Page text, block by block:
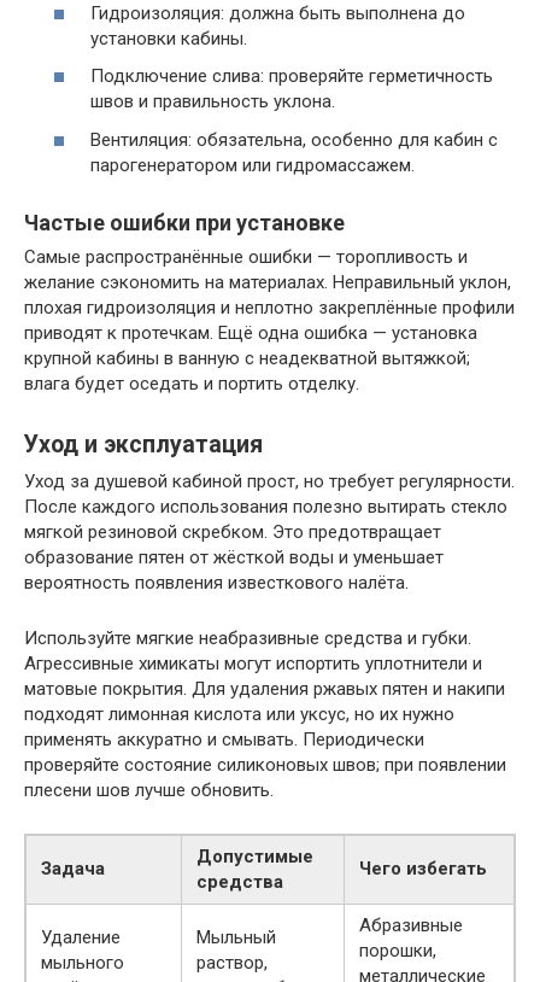
Гидроизоляция: должна быть выполнена до
установки кабины.
Подключение слива: проверяйте герметичность
швов и правильность уклона.
Вентиляция: обязательна, особенно для кабин с
парогенератором или гидромассажем.
Частые ошибки при установке
Самые распространённые ошибки — торопливость и
желание сэкономить на материалах. Неправильный уклон,
плохая гидроизоляция и неплотно закреплённые профили
приводят к протечкам. Ещё одна ошибка — установка
крупной кабины в ванную с неадекватной вытяжкой;
влага будет оседать и портить отделку.
Уход и эксплуатация
Уход за душевой кабиной прост, но требует регулярности.
После каждого использования полезно вытирать стекло
мягкой резиновой скребком. Это предотвращает
образование пятен от жёсткой воды и уменьшает
вероятность появления известкового налёта.
Используйте мягкие неабразивные средства и губки.
Агрессивные химикаты могут испортить уплотнители и
матовые покрытия. Для удаления ржавых пятен и накипи
подходят лимонная кислота или уксус, но их нужно
применять аккуратно и смывать. Периодически
проверяйте состояние силиконовых швов; при появлении
плесени шов лучше обновить.
Задача
Допустимые
средства
Чего избегать
Удаление
мыльного
Мыльный
раствор,
Абразивные
порошки,
металлические